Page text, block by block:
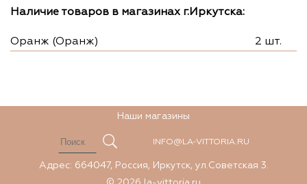
Наличие товаров в магазинах г.Иркутска:
Оранж (Оранж) 2 шт.
Наши магазины
INFO@LA-VITTORIA.RU
Адрес: 664047, Россия, Иркутск, ул.Советская 3.